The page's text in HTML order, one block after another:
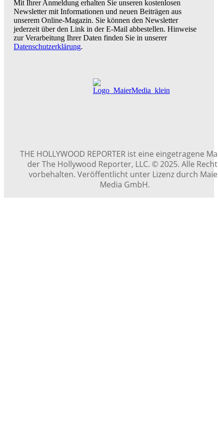
Mit Ihrer Anmeldung erhalten Sie unseren kostenlosen
Newsletter mit Informationen und neuen Beiträgen aus
unserem Online-Magazin. Sie können den Newsletter
jederzeit über den Link in der E-Mail abbestellen. Hinweise
zur Verarbeitung Ihrer Daten finden Sie in unserer
Datenschutzerklärung.
THE HOLLYWOOD REPORTER ist eine eingetragene
der The Hollywood Reporter, LLC. © 2025. Alle
vorbehalten. Veröffentlicht unter Lizenz durch
Media GmbH.